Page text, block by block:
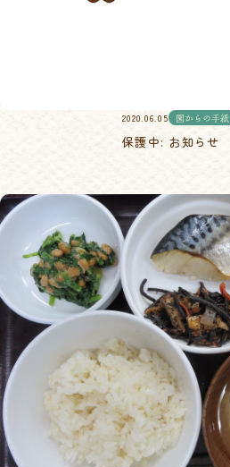
2020.06.05 園からの手紙
保護中: お知らせ